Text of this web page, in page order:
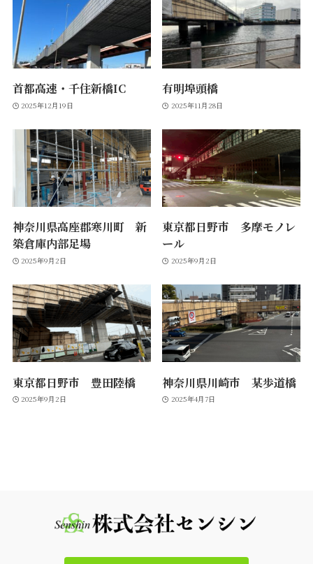
首都高速・千住新橋IC
2025年12月19日
有明埠頭橋
2025年11月28日
神奈川県高座郡寒川町 新
築倉庫内部足場
2025年9月2日
東京都日野市 多摩モノレ
ール
2025年9月2日
東京都日野市 豊田陸橋
2025年9月2日
神奈川県川崎市 某歩道橋
2025年4月7日